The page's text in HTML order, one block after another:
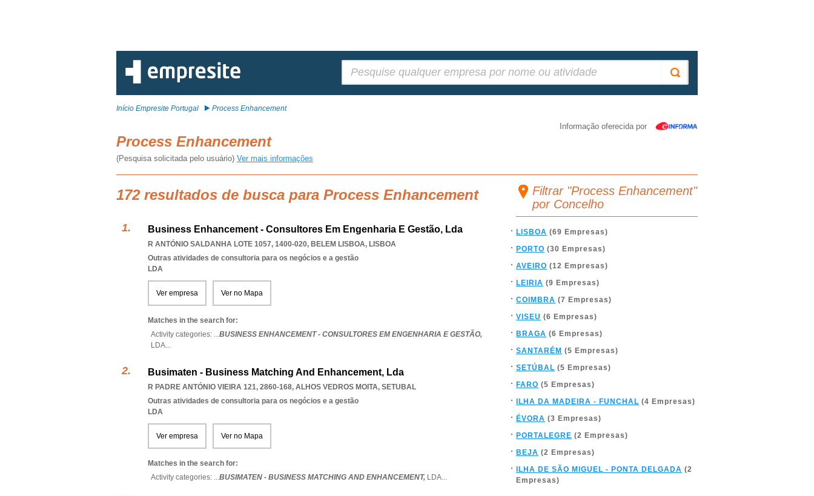
Início Empresite Portugal Process Enhancement
Informação oferecida por
Process Enhancement
(Pesquisa solicitada pelo usuário) Ver mais informações
172 resultados de busca para Process Enhancement
Business Enhancement - Consultores Em Engenharia E Gestão, Lda
R ANTÓNIO SALDANHA LOTE 1057, 1400-020, BELEM LISBOA, LISBOA
Outras atividades de consultoria para os negócios e a gestão
LDA
Ver empresa Ver no Mapa
Matches in the search for:
Activity categories: ...BUSINESS ENHANCEMENT - CONSULTORES EM ENGENHARIA E GESTÃO,
LDA...
Busimaten - Business Matching And Enhancement, Lda
R PADRE ANTÓNIO VIEIRA 121, 2860-168, ALHOS VEDROS MOITA, SETUBAL
Outras atividades de consultoria para os negócios e a gestão
LDA
Ver empresa Ver no Mapa
Matches in the search for:
Activity categories: ...BUSIMATEN - BUSINESS MATCHING AND ENHANCEMENT, LDA...
Filtrar "Process Enhancement"
por Concelho
LISBOA (69 Empresas)
PORTO (30 Empresas)
AVEIRO (12 Empresas)
LEIRIA (9 Empresas)
COIMBRA (7 Empresas)
VISEU (6 Empresas)
BRAGA (6 Empresas)
SANTARÉM (5 Empresas)
SETÚBAL (5 Empresas)
FARO (5 Empresas)
ILHA DA MADEIRA - FUNCHAL (4 Empresas)
ÉVORA (3 Empresas)
PORTALEGRE (2 Empresas)
BEJA (2 Empresas)
ILHA DE SÃO MIGUEL - PONTA DELGADA (2
Empresas)